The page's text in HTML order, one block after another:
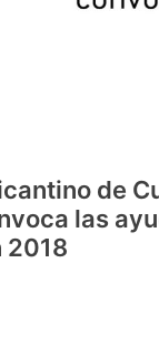
de
las
2018